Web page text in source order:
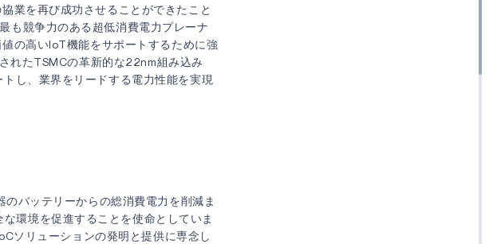
業を再び成功させることができたこと
も競争力のある超低消費電力プレーナ
の高いIoT機能をサポートするために強
れたTSMCの革新的な22nm組み込み
し、業界をリードする電力性能を実現
バッテリーからの総消費電力を削減ま
環境を促進することを使命としていま
ソリューションの発明と提供に専念し